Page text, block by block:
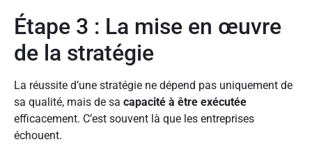
Étape 3 : La mise en œuvre
de la stratégie
La réussite d’une stratégie ne dépend pas uniquement de
sa qualité, mais de sa capacité à être exécutée
efficacement. C’est souvent là que les entreprises
échouent.